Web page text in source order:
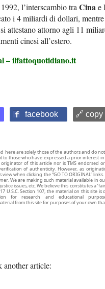
l’interscambio tra Cinae
i 4 miliardi di dollari,
si attestano attorno agli 11
cinesi all’estero.
– ilfattoquotidiano.it
facebook 🔗 copy
are solely those of the authors and do
to those who have expressed a prior interest
of this article nor is TMS endorsed
of authenticity. However, as
when clicking the “GO TO ORIGINAL”
We are making such material available in
issues, etc. We believe this constitutes a
U.S.C. Section 107, the material on this site
for research and educational
from this site for purposes of your own
article: